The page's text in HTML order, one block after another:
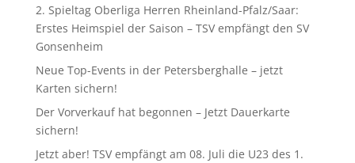
2. Spieltag Oberliga Herren Rheinland-Pfalz/Saar:
Erstes Heimspiel der Saison – TSV empfängt den SV
Gonsenheim
Neue Top-Events in der Petersberghalle – jetzt
Karten sichern!
Der Vorverkauf hat begonnen – Jetzt Dauerkarte
sichern!
Jetzt aber! TSV empfängt am 08. Juli die U23 des 1.